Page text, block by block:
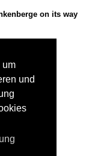
on its way
um
und